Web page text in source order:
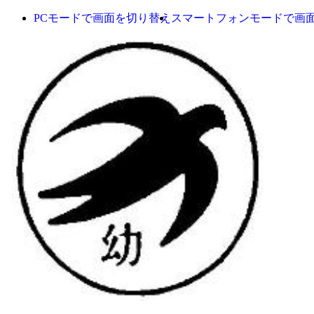
PCモードで画面を切り替え スマートフォンモードで画